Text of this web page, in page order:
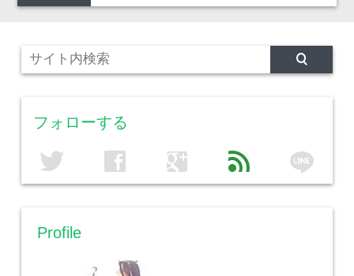
フォローする
twitter facebook google feed line
Profile